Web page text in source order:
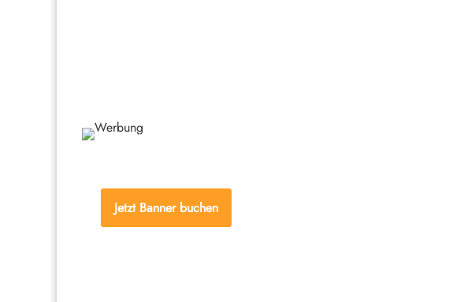
Unsere Werbeplätze sind klar strukturiert,
technisch optimal integriert. Sie müssen lediglich
Jetzt Banner buchen